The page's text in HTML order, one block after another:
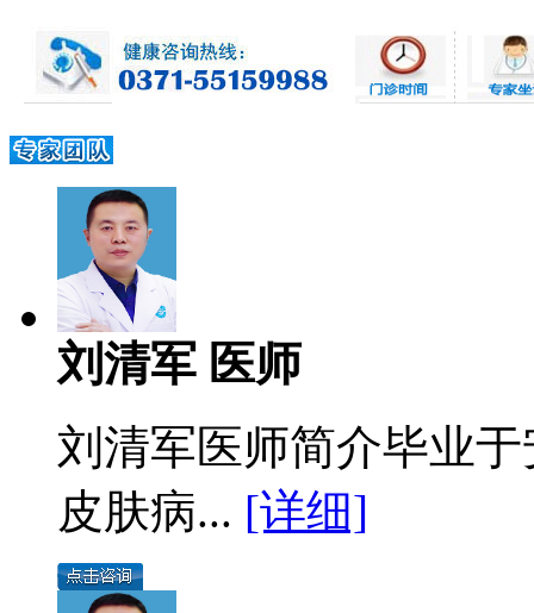
刘清军 医师
刘清军医师简介毕业
皮肤病... [详细]